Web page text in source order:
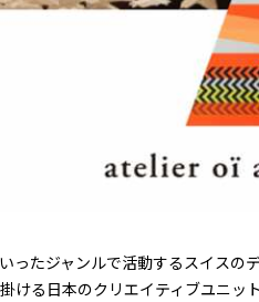
ったジャンルで活動するスイス
ける日本のクリエイティブユニッ